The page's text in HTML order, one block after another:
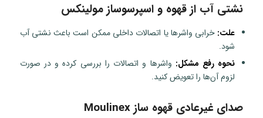
نشتی آب از قهوه و اسپرسوساز مولینکس
علت: خرابی واشرها یا اتصالات داخلی ممکن است باعث نشتی آب
شود.
نحوه رفع مشکل: واشرها و اتصالات را بررسی کرده و در صورت
لزوم آن‌ها را تعویض کنید.
صدای غیرعادی قهوه ساز Moulinex